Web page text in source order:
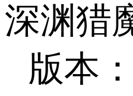
深渊猎
版本